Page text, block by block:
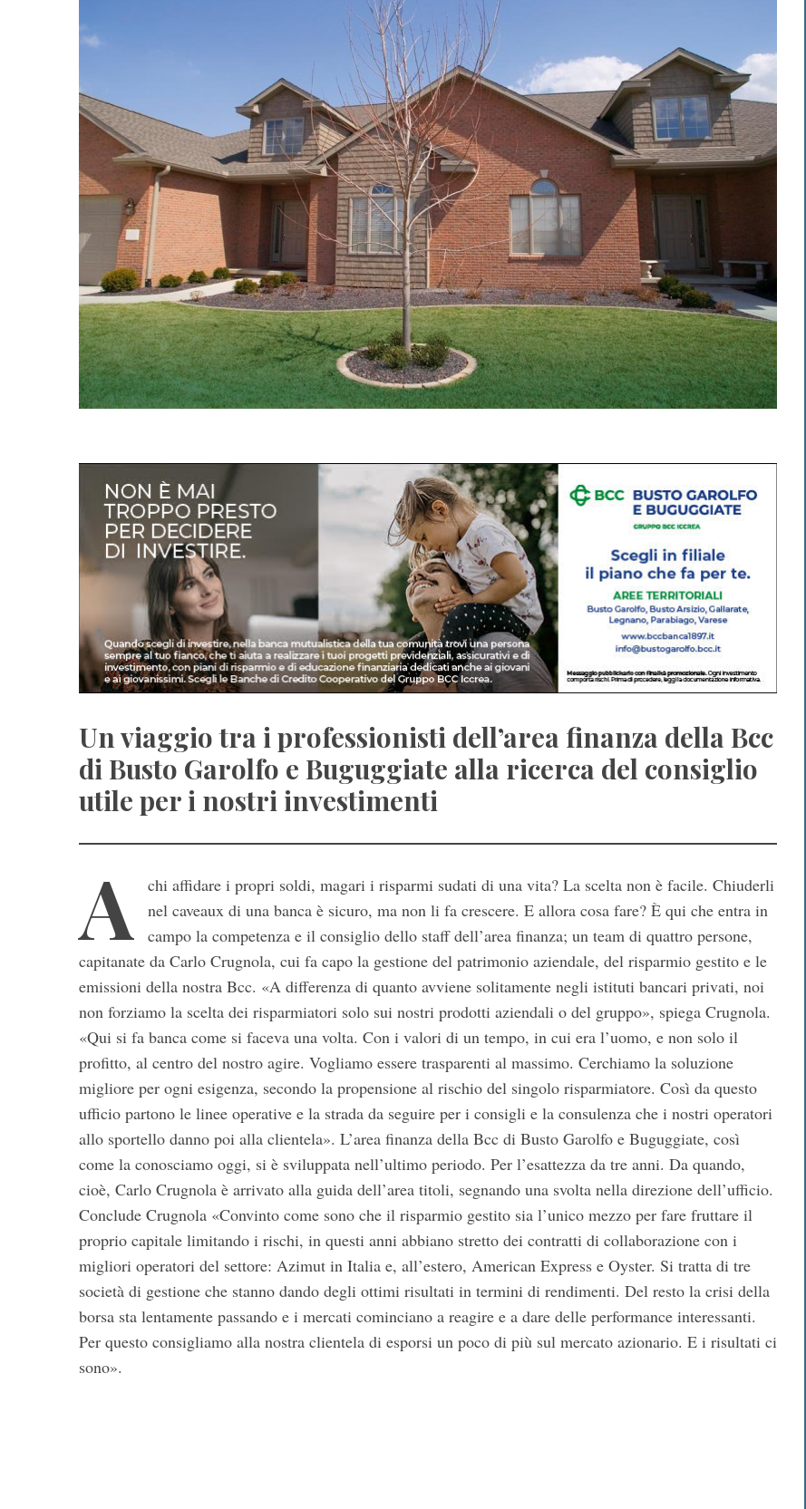
Un viaggio tra i professionisti dell’area finanza della Bcc
di Busto Garolfo e Buguggiate alla ricerca del consiglio
utile per i nostri investimenti
A
chi affidare i propri soldi, magari i risparmi sudati di una vita? La scelta non è facile. Chiuderli
nel caveaux di una banca è sicuro, ma non li fa crescere. E allora cosa fare? È qui che entra in
campo la competenza e il consiglio dello staff dell’area finanza; un team di quattro persone,
capitanate da Carlo Crugnola, cui fa capo la gestione del patrimonio aziendale, del risparmio gestito e le
emissioni della nostra Bcc. «A differenza di quanto avviene solitamente negli istituti bancari privati, noi
non forziamo la scelta dei risparmiatori solo sui nostri prodotti aziendali o del gruppo», spiega Crugnola.
«Qui si fa banca come si faceva una volta. Con i valori di un tempo, in cui era l’uomo, e non solo il
profitto, al centro del nostro agire. Vogliamo essere trasparenti al massimo. Cerchiamo la soluzione
migliore per ogni esigenza, secondo la propensione al rischio del singolo risparmiatore. Così da questo
ufficio partono le linee operative e la strada da seguire per i consigli e la consulenza che i nostri operatori
allo sportello danno poi alla clientela». L’area finanza della Bcc di Busto Garolfo e Buguggiate, così
come la conosciamo oggi, si è sviluppata nell’ultimo periodo. Per l’esattezza da tre anni. Da quando,
cioè, Carlo Crugnola è arrivato alla guida dell’area titoli, segnando una svolta nella direzione dell’ufficio.
Conclude Crugnola «Convinto come sono che il risparmio gestito sia l’unico mezzo per fare fruttare il
proprio capitale limitando i rischi, in questi anni abbiano stretto dei contratti di collaborazione con i
migliori operatori del settore: Azimut in Italia e, all’estero, American Express e Oyster. Si tratta di tre
società di gestione che stanno dando degli ottimi risultati in termini di rendimenti. Del resto la crisi della
borsa sta lentamente passando e i mercati cominciano a reagire e a dare delle performance interessanti.
Per questo consigliamo alla nostra clientela di esporsi un poco di più sul mercato azionario. E i risultati ci
sono».
S
e
a
c